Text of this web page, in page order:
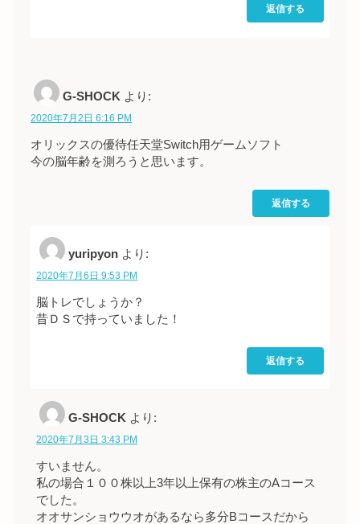
返信する
G-SHOCK より:
2020年7月2日 6:16 PM
オリックスの優待任天堂Switch用ゲームソフト
今の脳年齢を測ろうと思います。
返信する
yuripyon より:
2020年7月6日 9:53 PM
脳トレでしょうか？
昔ＤＳで持っていました！
返信する
G-SHOCK より:
2020年7月3日 3:43 PM
すいません。
私の場合１００株以上3年以上保有の株主のAコース
でした。
オオサンショウウオがあるなら多分Bコースだから